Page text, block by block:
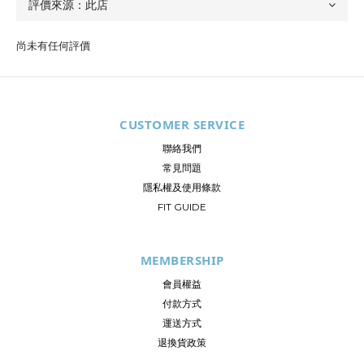
尚未有任何評價
CUSTOMER SERVICE
聯絡我們
常見問題
隱私權及使用條款
FIT GUIDE
MEMBERSHIP
會員權益
付款方式
運送方式
退換貨政策